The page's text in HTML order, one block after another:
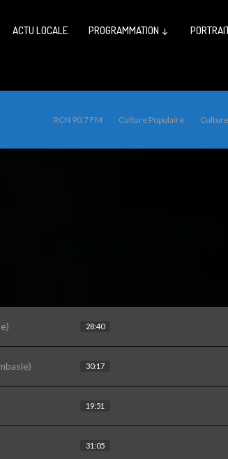
ACTU LOCALE PROGRAMMATION ↓
RCN 90.7 FM Culture Populaire
28:40
30:17
19:51
31:05